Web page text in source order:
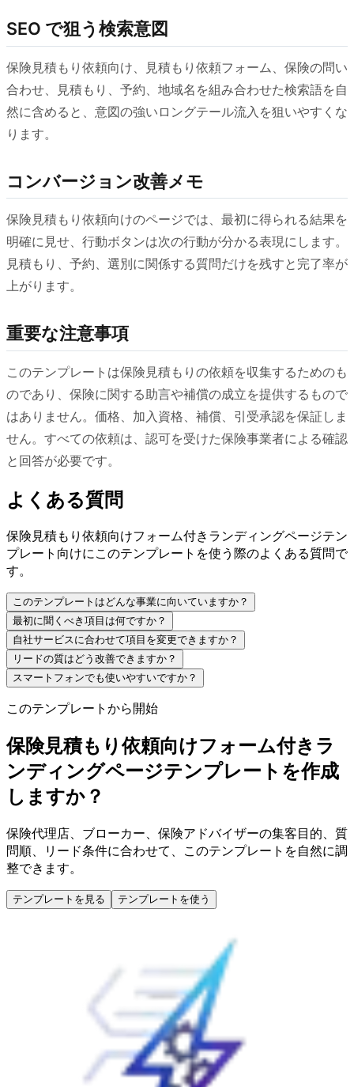
SEO で狙う検索意図
保険見積もり依頼向け、見積もり依頼フォーム、保険の問い
合わせ、見積もり、予約、地域名を組み合わせた検索語を自
然に含めると、意図の強いロングテール流入を狙いやすくな
ります。
コンバージョン改善メモ
保険見積もり依頼向けのページでは、最初に得られる結果を
明確に見せ、行動ボタンは次の行動が分かる表現にします。
見積もり、予約、選別に関係する質問だけを残すと完了率が
上がります。
重要な注意事項
このテンプレートは保険見積もりの依頼を収集するためのも
のであり、保険に関する助言や補償の成立を提供するもので
はありません。価格、加入資格、補償、引受承認を保証しま
せん。すべての依頼は、認可を受けた保険事業者による確認
と回答が必要です。
よくある質問
保険見積もり依頼向けフォーム付きランディングページテン
プレート向けにこのテンプレートを使う際のよくある質問で
す。
このテンプレートはどんな事業に向いていますか？
最初に聞くべき項目は何ですか？
自社サービスに合わせて項目を変更できますか？
リードの質はどう改善できますか？
スマートフォンでも使いやすいですか？
このテンプレートから開始
保険見積もり依頼向けフォーム付きラ
ンディングページテンプレートを作成
しますか？
保険代理店、ブローカー、保険アドバイザーの集客目的、質
問順、リード条件に合わせて、このテンプレートを自然に調
整できます。
テンプレートを見る テンプレートを使う